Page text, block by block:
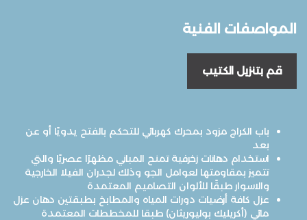
المواصفات الفنية
قم بتنزيل الكتيب
باب الكراج مزود بمحرك كهربائي للتحكم بالفتح يدويًا أو عن
بعد
استخدام دهانات زخرفية تمنح المباني مظهرًا عصريًا والتي
تتميز بمقاومتها لعوامل الجو وذلك لجدران الفيلا الخارجية
والاسوار طبقًا للألوان التصاميم المعتمدة
عزل كافة أرضيات دورات المياه والمطابخ بطبقتين دهان عزل
مائي (أكريليك بوليوريثان) طبقا للمخططات المعتمدة